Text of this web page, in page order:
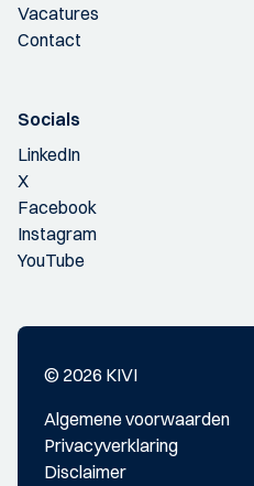
Vacatures
Contact
Socials
LinkedIn
X
Facebook
Instagram
YouTube
© 2026 KIVI
Algemene voorwaarden
Privacyverklaring
Disclaimer